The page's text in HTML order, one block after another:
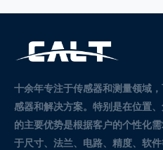
十余年专注于传感器和测量领域
感器和解决方案。 特别是在位置、
的主要优势是根据客户的个性化
于尺寸、法兰、电路、精度、软